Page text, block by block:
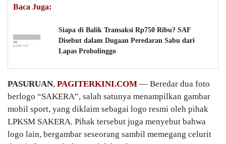
Baca Juga:
Siapa di Balik Transaksi Rp750 Ribu? SAF
Disebut dalam Dugaan Peredaran Sabu dari
Lapas Probolinggo
PASURUAN, PAGITERKINI.COM — Beredar dua foto
berlogo “SAKERA”, salah satunya menampilkan gambar
mobil sport, yang diklaim sebagai logo resmi oleh pihak
LPKSM SAKERA. Pihak tersebut juga menyebut bahwa
logo lain, bergambar seseorang sambil memegang celurit